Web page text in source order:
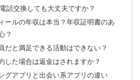
話交換しても大丈夫ですか？
ールの年収は本当？年収証明書のあ
？
だと満足できる活動はできない？
した場合は返金はされますか？
グアプリと出会い系アプリの違い